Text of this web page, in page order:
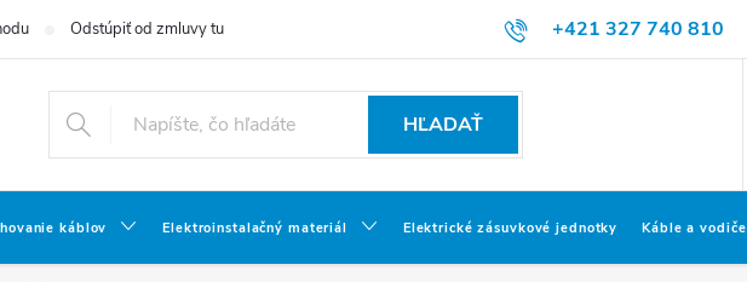
+421 327 740 810
Odstúpiť od zmluvy tu
HĽADAŤ
káblov Elektroinstalačný materiál Elektrické zásuvkové jednotky Káble a vodiče